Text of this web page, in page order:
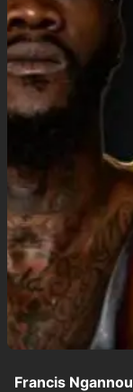
Francis Ngannou